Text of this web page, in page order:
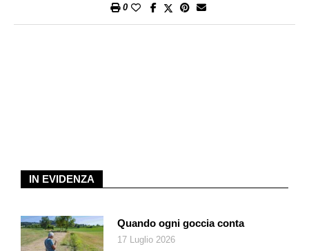
dice: «È quel che m’ha salvato. Sono riuscito a sopravvivere
Sardegna. Il mare è ovunque nella sua casa affacciata su cielo
All’Asinara è arrivato nel 1980, quando il gruppo di Dalla
0
IN EVIDENZA
Quando ogni goccia conta
17 Luglio 2026